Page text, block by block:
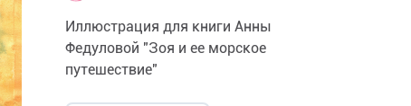
Иллюстрация для книги Анны
Федуловой "Зоя и ее морское
путешествие"